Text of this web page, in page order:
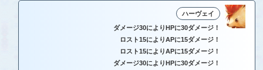
ハーヴェイ
ダメージ30によりHPに30ダメージ！
ロスト15によりAPに15ダメージ！
ロスト15によりAPに15ダメージ！
ダメージ30によりHPに30ダメージ！